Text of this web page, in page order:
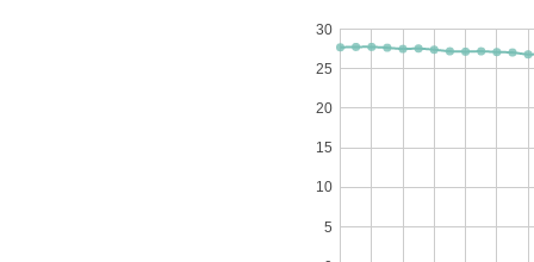
5
10
15
20
25
30